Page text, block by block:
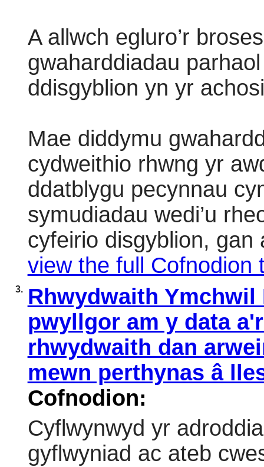
A allwch egluro’r
gwaharddiadau
ddisgyblion yn yr
Mae diddymu
cydweithio rhwng yr
ddatblygu pecynnau
symudiadau wedi’u
cyfeirio disgyblion,
view the full Cofnodion
3.
Rhwydwaith
pwyllgor am y data
rhwydwaith dan
mewn perthynas â
Cofnodion:
Cyflwynwyd yr
gyflwyniad ac ateb